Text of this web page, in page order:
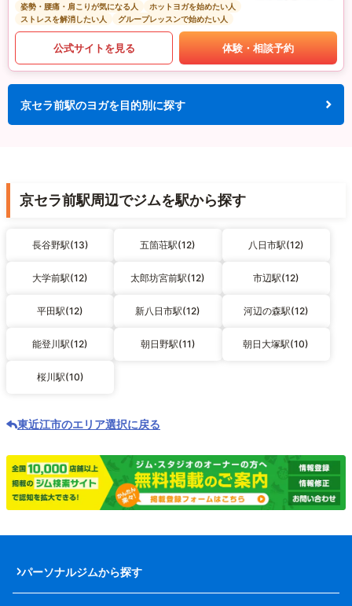
姿勢・腰痛・肩こりが気になる人
ホットヨガを始めたい人
ストレスを解消したい人
グループレッスンで始めたい人
公式サイトを見る 体験・相談予約
京セラ前駅のヨガを目的別に探す
京セラ前駅周辺でジムを駅から探す
長谷野駅(13) 五箇荘駅(12) 八日市駅(12)
大学前駅(12) 太郎坊宮前駅(12) 市辺駅(12)
平田駅(12) 新八日市駅(12) 河辺の森駅(12)
能登川駅(12) 朝日野駅(11) 朝日大塚駅(10)
桜川駅(10)
東近江市のエリア選択に戻る
パーソナルジムから探す